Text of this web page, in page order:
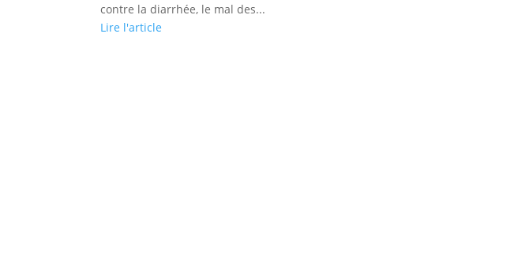
contre la diarrhée, le mal des...
Lire l'article